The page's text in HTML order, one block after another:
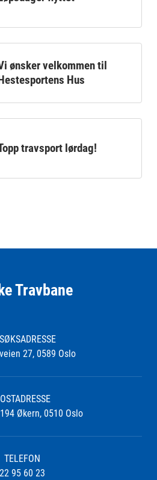
ønsker velkommen til
Hus
travsport lørdag!
Travbane
27, 0589 Oslo
Økern, 0510 Oslo
TELEFON
22 95 60 23